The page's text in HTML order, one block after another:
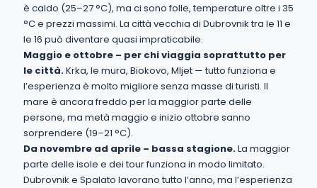
è caldo (25–27 °C), ma ci sono folle, temperature oltre i 35
°C e prezzi massimi. La città vecchia di Dubrovnik tra le 11 e
le 16 può diventare quasi impraticabile.
Maggio e ottobre – per chi viaggia soprattutto per
le città.Krka, le mura, Biokovo, Mljet — tutto funziona e
l’esperienza è molto migliore senza masse di turisti. Il
mare è ancora freddo per la maggior parte delle
persone, ma metà maggio e inizio ottobre sanno
sorprendere (19–21 °C).
Da novembre ad aprile – bassa stagione.La maggior
parte delle isole e dei tour funziona in modo limitato.
Dubrovnik e Spalato lavorano tutto l’anno, ma l’esperienza